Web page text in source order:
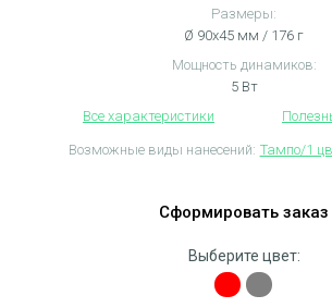
Размеры:
Ø 90х45 мм / 176 г
Мощность динамиков:
5 Вт
Все характеристики
Возможные виды нанесений: Тампо/1
Сформировать заказ
Выберите цвет: